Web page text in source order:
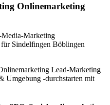
Onlinemarketing
Marketing
Sindelfingen Böblingen